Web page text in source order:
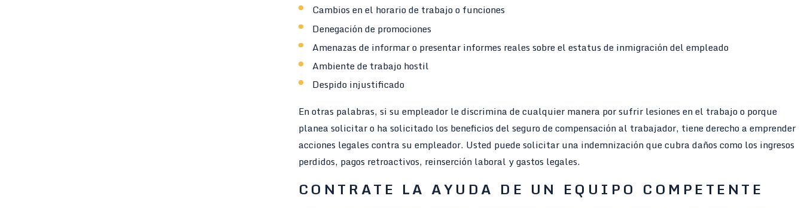
Cambios en el horario de trabajo o funciones
Denegación de promociones
Amenazas de informar o presentar informes reales sobre el estatus de inmigración del empleado
Ambiente de trabajo hostil
Despido injustificado
En otras palabras, si su empleador le discrimina de cualquier manera por sufrir lesiones en el trabajo o porque
planea solicitar o ha solicitado los beneficios del seguro de compensación al trabajador, tiene derecho a emprender
acciones legales contra su empleador. Usted puede solicitar una indemnización que cubra daños como los ingresos
perdidos, pagos retroactivos, reinserción laboral y gastos legales.
CONTRATE LA AYUDA DE UN EQUIPO COMPETENTE